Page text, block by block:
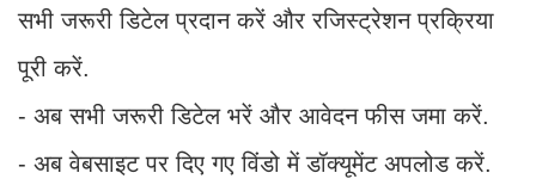
सभी जरूरी डिटेल प्रदान करें और रजिस्ट्रेशन प्रक्रिया
पूरी करें.
- अब सभी जरूरी डिटेल भरें और आवेदन फीस जमा करें.
- अब वेबसाइट पर दिए गए विंडो में डॉक्यूमेंट अपलोड करें.